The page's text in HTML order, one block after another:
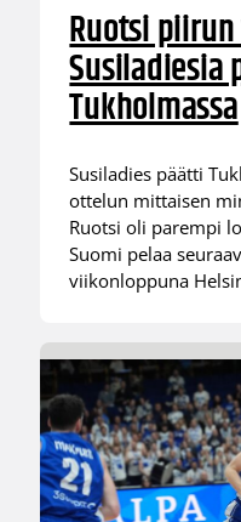
Ruotsi
Susiladiesia
Tukholmassa
Susiladies päätti
ottelun mittaisen
Ruotsi oli parempi
Suomi pelaa
viikonloppuna